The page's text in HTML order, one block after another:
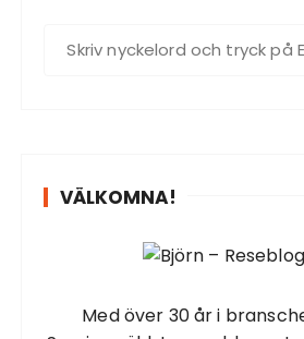
VÄLKOMNA!
Med över 30 år i